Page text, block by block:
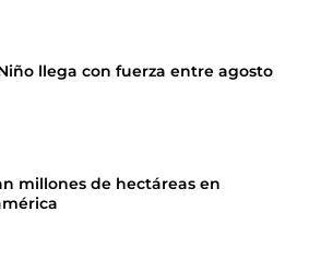
llega con fuerza entre agosto
millones de hectáreas en